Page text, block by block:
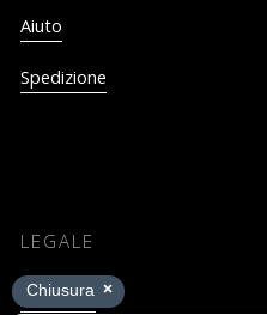
Aiuto
Spedizione
LEGALE
Impronta